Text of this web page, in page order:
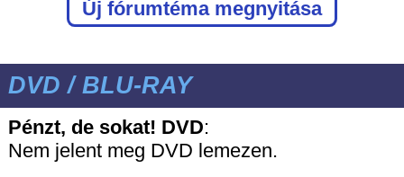
Új fórumtéma megnyitása
DVD / BLU-RAY
Pénzt, de sokat! DVD:
Nem jelent meg DVD lemezen.